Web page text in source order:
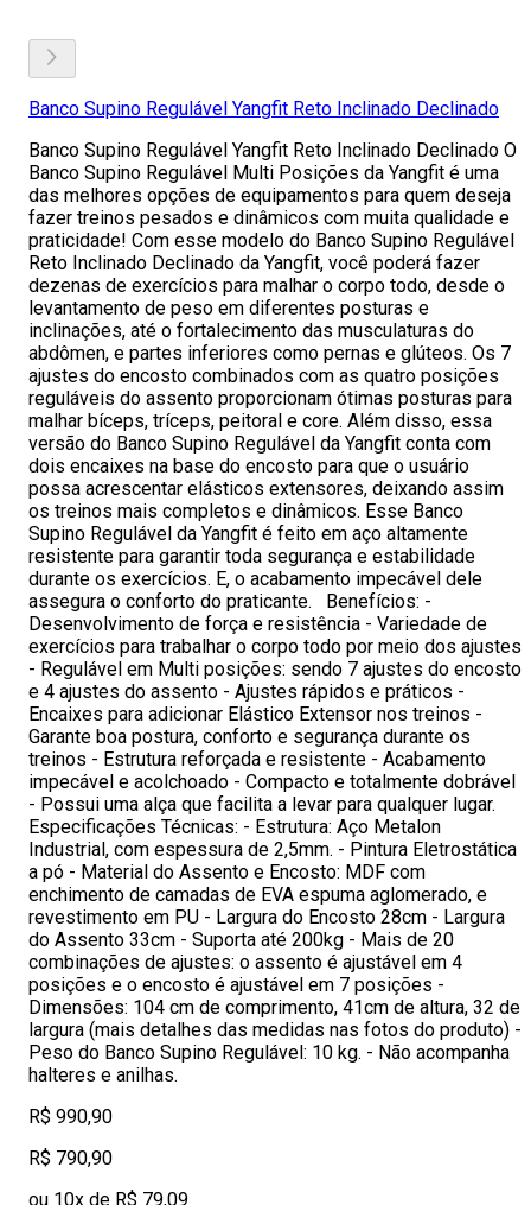
Banco Supino Regulável Yangfit Reto Inclinado Declinado
Banco Supino Regulável Yangfit Reto Inclinado Declinado O
Banco Supino Regulável Multi Posições da Yangfit é uma
das melhores opções de equipamentos para quem deseja
fazer treinos pesados e dinâmicos com muita qualidade e
praticidade! Com esse modelo do Banco Supino Regulável
Reto Inclinado Declinado da Yangfit, você poderá fazer
dezenas de exercícios para malhar o corpo todo, desde o
levantamento de peso em diferentes posturas e
inclinações, até o fortalecimento das musculaturas do
abdômen, e partes inferiores como pernas e glúteos. Os 7
ajustes do encosto combinados com as quatro posições
reguláveis do assento proporcionam ótimas posturas para
malhar bíceps, tríceps, peitoral e core. Além disso, essa
versão do Banco Supino Regulável da Yangfit conta com
dois encaixes na base do encosto para que o usuário
possa acrescentar elásticos extensores, deixando assim
os treinos mais completos e dinâmicos. Esse Banco
Supino Regulável da Yangfit é feito em aço altamente
resistente para garantir toda segurança e estabilidade
durante os exercícios. E, o acabamento impecável dele
assegura o conforto do praticante. Benefícios: -
Desenvolvimento de força e resistência - Variedade de
exercícios para trabalhar o corpo todo por meio dos ajustes
- Regulável em Multi posições: sendo 7 ajustes do encosto
e 4 ajustes do assento - Ajustes rápidos e práticos -
Encaixes para adicionar Elástico Extensor nos treinos -
Garante boa postura, conforto e segurança durante os
treinos - Estrutura reforçada e resistente - Acabamento
impecável e acolchoado - Compacto e totalmente dobrável
- Possui uma alça que facilita a levar para qualquer lugar.
Especificações Técnicas: - Estrutura: Aço Metalon
Industrial, com espessura de 2,5mm. - Pintura Eletrostática
a pó - Material do Assento e Encosto: MDF com
enchimento de camadas de EVA espuma aglomerado, e
revestimento em PU - Largura do Encosto 28cm - Largura
do Assento 33cm - Suporta até 200kg - Mais de 20
combinações de ajustes: o assento é ajustável em 4
posições e o encosto é ajustável em 7 posições -
Dimensões: 104 cm de comprimento, 41cm de altura, 32 de
largura (mais detalhes das medidas nas fotos do produto) -
Peso do Banco Supino Regulável: 10 kg. - Não acompanha
halteres e anilhas.
R$ 990,90
R$ 790,90
ou 10x de R$ 79,09